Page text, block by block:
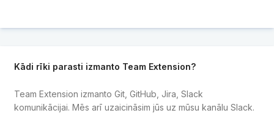
Kādi rīki parasti izmanto Team Extension?
Team Extension izmanto Git, GitHub, Jira, Slack
komunikācijai. Mēs arī uzaicināsim jūs uz mūsu kanālu Slack.